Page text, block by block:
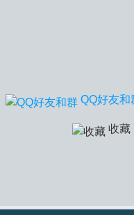
QQ好友和
收藏